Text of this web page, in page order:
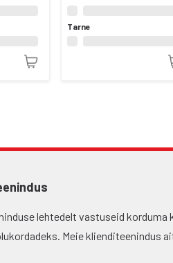
Tarne
lehtedelt vastuseid
Meie klienditeenindus